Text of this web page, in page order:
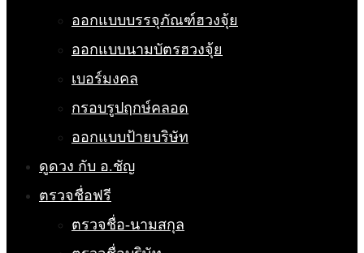
ออกแบบบรรจุภัณฑ์ฮวงจุ้ย
ออกแบบนามบัตรฮวงจุ้ย
เบอร์มงคล
กรอบรูปฤกษ์คลอด
ออกแบบป้ายบริษัท
ดูดวง กับ อ.ชัญ
ตรวจชื่อฟรี
ตรวจชื่อ-นามสกุล